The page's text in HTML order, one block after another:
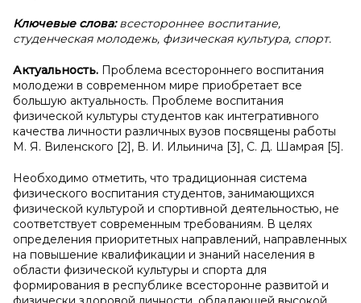
Ключевые слова:всестороннее воспитание,
студенческая молодежь, физическая культура, спорт.
Актуальность. Проблема всестороннего воспитания
молодежи в современном мире приобретает все
большую актуальность. Проблеме воспитания
физической культуры студентов как интегративного
качества личности различных вузов посвящены работы
М. Я. Виленского [2], В. И. Ильинича [3], С. Д. Шамрая [5].
Необходимо отметить, что традиционная система
физического воспитания студентов, занимающихся
физической культурой и спортивной деятельностью, не
соответствует современным требованиям. В целях
определения приоритетных направлений, направленных
на повышение квалификации и знаний населения в
области физической культуры и спорта для
формирования в республике всесторонне развитой и